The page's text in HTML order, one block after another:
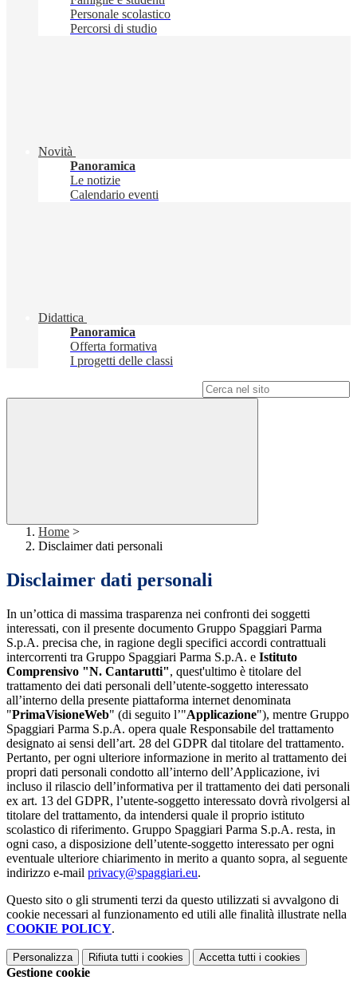
Personale scolastico
Percorsi di studio
Novità
Panoramica
Le notizie
Calendario eventi
Didattica
Panoramica
Offerta formativa
I progetti delle classi
Home >
Disclaimer dati personali
Disclaimer dati personali
In un’ottica di massima trasparenza nei confronti dei soggetti
interessati, con il presente documento Gruppo Spaggiari Parma
S.p.A. precisa che, in ragione degli specifici accordi contrattuali
intercorrenti tra Gruppo Spaggiari Parma S.p.A. e Istituto
Comprensivo "N. Cantarutti", quest'ultimo è titolare del
trattamento dei dati personali dell’utente-soggetto interessato
all’interno della presente piattaforma internet denominata
"PrimaVisioneWeb" (di seguito l’"Applicazione"), mentre Gruppo
Spaggiari Parma S.p.A. opera quale Responsabile del trattamento
designato ai sensi dell’art. 28 del GDPR dal titolare del trattamento.
Pertanto, per ogni ulteriore informazione in merito al trattamento dei
propri dati personali condotto all’interno dell’Applicazione, ivi
incluso il rilascio dell’informativa per il trattamento dei dati personali
ex art. 13 del GDPR, l’utente-soggetto interessato dovrà rivolgersi al
titolare del trattamento, da intendersi quale il proprio istituto
scolastico di riferimento. Gruppo Spaggiari Parma S.p.A. resta, in
ogni caso, a disposizione dell’utente-soggetto interessato per ogni
eventuale ulteriore chiarimento in merito a quanto sopra, al seguente
indirizzo e-mail privacy@spaggiari.eu.
Questo sito o gli strumenti terzi da questo utilizzati si avvalgono di
cookie necessari al funzionamento ed utili alle finalità illustrate nella
COOKIE POLICY.
Personalizza Rifiuta tutti i cookies Accetta tutti i cookies
Gestione cookie